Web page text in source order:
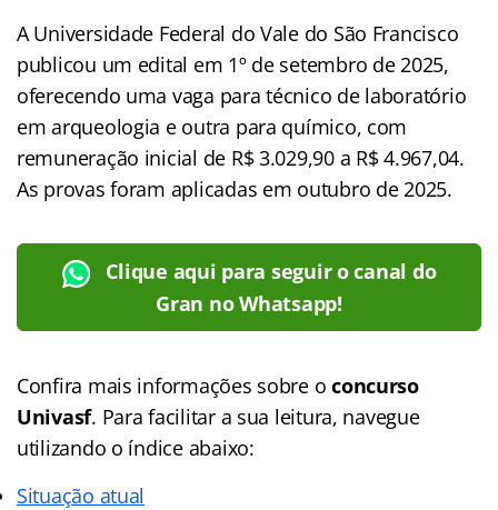
A Universidade Federal do Vale do São Francisco
publicou um edital em 1º de setembro de 2025,
oferecendo uma vaga para técnico de laboratório
em arqueologia e outra para químico, com
remuneração inicial de R$ 3.029,90 a R$ 4.967,04.
As provas foram aplicadas em outubro de 2025.
Clique aqui para seguir o canal do
Gran no Whatsapp!
Confira mais informações sobre o concurso
Univasf. Para facilitar a sua leitura, navegue
utilizando o índice abaixo:
Situação atual